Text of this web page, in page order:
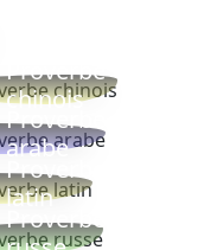
Proverbe
chinois
Proverbe
arabe
Proverbe
latin
Proverbe